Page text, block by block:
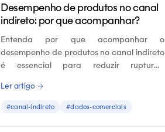
Desempenho de produtos no canal
indireto: por que acompanhar?
Entenda por que acompanhar o
desempenho de produtos no canal indireto
é essencial para reduzir rupturas,
melhores.
Ler artigo →
#canal-indireto #dados-comerciais